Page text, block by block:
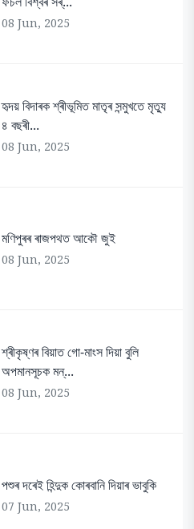
08 Jun, 2025
হৃদয় বিদাৰক শ্ৰীভূমিত মাতৃৰ সন্মুখতে মৃত্যু
৪ বছৰী...
08 Jun, 2025
মণিপুৰৰ ৰাজপথত আকৌ জুই
08 Jun, 2025
শ্ৰীকৃষ্ণৰ বিয়াত গো-মাংস দিয়া বুলি
অপমানসূচক মন্...
08 Jun, 2025
পশুৰ দৰেই হিন্দুক কোৰবানি দিয়াৰ ভাবুকি
07 Jun, 2025